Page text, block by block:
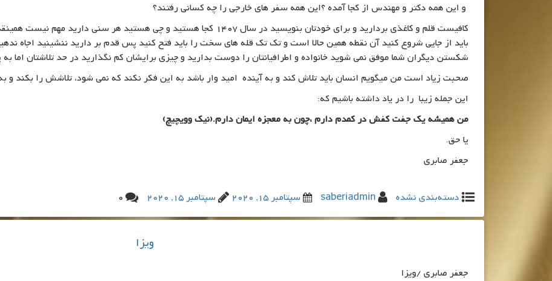
و این همه دکتر و مهندس از کجا آمده ؟این همه سفر های خارجی را چه کسانی رفتند؟
کافیست قلم و کاغذی بردارید و برای خودتان بنویسید در سال 1407 کجا هستید و چی
باید از جایی شروع کنید آن نقطه همین حالا است و تک تک قله های سخت را باید فتح کنید پس قدم بر دارید ننشینید اجاه
شکستن دیگران شما موفق نمی شوید خانواده و اطرافیانتان را دوست بدارید و چیزی برایشان کم نگذارید در حد تلاشتان اما
صحبت زیاد است من میگویم انسان باید تلاش کند و به آینده امید وار باشد به این فکر نکند که نمی شود، تلاشش را بکند و
این جمله زیبا را در یاد داشته باشیم که:
من همیشه یک جفت کفش در کمدم دارم ،چون به معجزه ایمان دارم.(نیک وویچیچ)
یا حق.
جعفر صابری
دسته‌بندی نشده saberiadmin سپتامبر 15, 2020 سپتامبر 15, 2020 0
ویزا
جعفر صابری /ویزا